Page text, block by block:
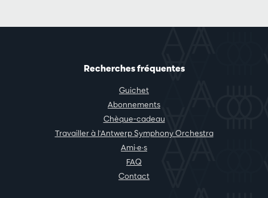
Recherches fréquentes
Guichet
Abonnements
Chèque-cadeau
Travailler à l'Antwerp Symphony Orchestra
Ami·e·s
FAQ
Contact